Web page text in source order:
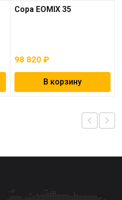
Copa EOMIX 35
98 820₽
В корзину